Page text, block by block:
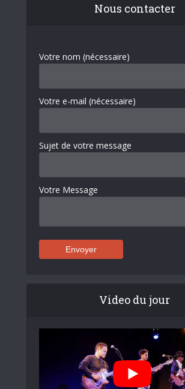
Nous contacter
Votre nom (nécessaire)
Votre e-mail (nécessaire)
Sujet de votre message
Votre Message
Video du jour